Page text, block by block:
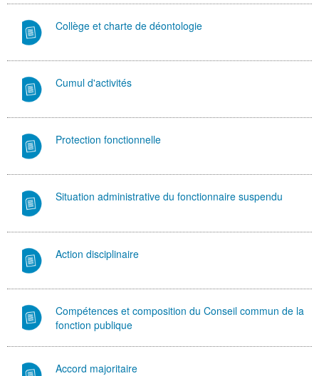
Collège et charte de déontologie
Cumul d'activités
Protection fonctionnelle
Situation administrative du fonctionnaire suspendu
Action disciplinaire
Compétences et composition du Conseil commun de la
fonction publique
Accord majoritaire